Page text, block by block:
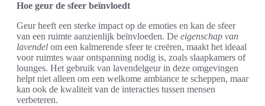
Hoe geur de sfeer beïnvloedt
Geur heeft een sterke impact op de emoties en kan de sfeer
van een ruimte aanzienlijk beïnvloeden. De eigenschap van
lavendel om een kalmerende sfeer te creëren, maakt het ideaal
voor ruimtes waar ontspanning nodig is, zoals slaapkamers of
lounges. Het gebruik van lavendelgeur in deze omgevingen
helpt niet alleen om een welkome ambiance te scheppen, maar
kan ook de kwaliteit van de interacties tussen mensen
verbeteren.